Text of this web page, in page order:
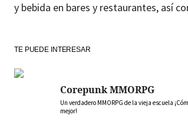
y bebida en bares y restaurantes, así
TE PUEDE INTERESAR
Corepunk MMORPG
Un verdadero MMORPG de la vieja escuela
mejor!